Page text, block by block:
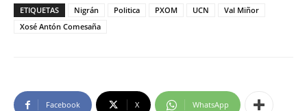
ETIQUETAS Nigrán Politica PXOM UCN
Val Miñor
Xosé Antón Comesaña
Facebook X WhatsApp